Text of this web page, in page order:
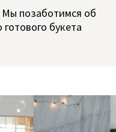
Мы позаботимся об
букета